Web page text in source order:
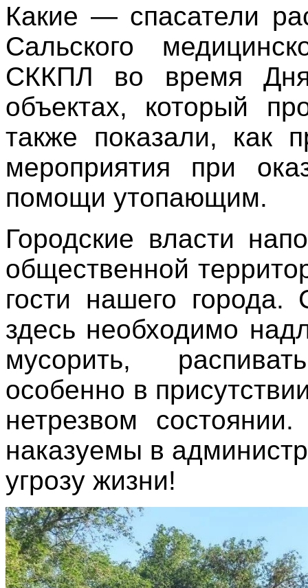
Какие — спасатели
Сальского
СККПЛ во время Дня
объектах, который
также показали, как
мероприятия при
помощи утопающим.
Городские власти
общественной
гости нашего города.
здесь необходимо
мусорить,
особенно в
нетрезвом
наказуемы в
угрозу жизни!